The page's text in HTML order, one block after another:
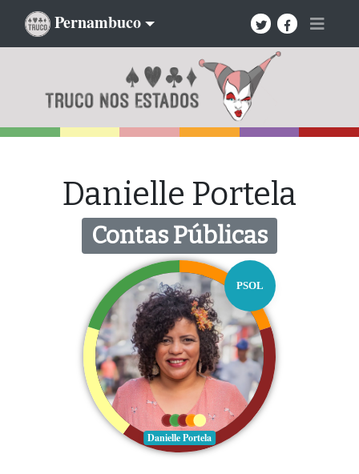
Pernambuco
Danielle Portela
Contas Públicas
PSOL
Danielle Portela